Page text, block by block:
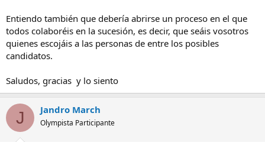
Entiendo también que debería abrirse un proceso en el que
todos colaboréis en la sucesión, es decir, que seáis vosotros
quienes escojáis a las personas de entre los posibles
candidatos.
Saludos, gracias y lo siento
J Jandro March
Olympista Participante